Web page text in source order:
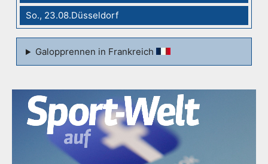
So., 23.08.Düsseldorf
Galopprennen in Frankreich